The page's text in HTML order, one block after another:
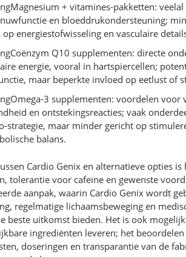
+ vitamines-pakketten:
en bloeddrukondersteuning;
op energiestofwisseling en vasculaire
Q10 supplementen: directe
energie, vooral in hartspiercellen;
maar beperkte invloed op eetlust of
3 supplementen: voordelen voor
en ontstekingsreacties; vaak
strategie, maar minder gericht op
balans.
Cardio Genix en alternatieve opties
tolerantie voor cafeïne en gewenste
aanpak, waarin Cardio Genix wordt
regelmatige lichaamsbeweging en
beste uitkomst bieden. Het is ook
ingrediënten leveren; het
doseringen en transparantie van de